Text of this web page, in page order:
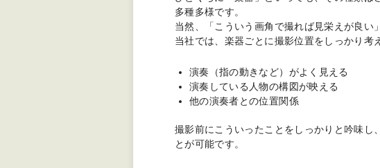
多種多様です。
当然、「こういう画角で撮れば見栄えが良い
当社では、楽器ごとに撮影位置をしっかり考
演奏（指の動きなど）がよく見える
演奏している人物の構図が映える
他の演奏者との位置関係
撮影前にこういったことをしっかりと吟味し
とが可能です。